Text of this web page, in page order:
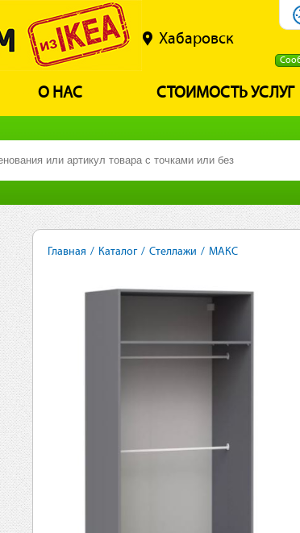
Хабаровск
О НАС СТОИМОСТЬ УСЛУГ
Главная / Каталог / Стеллажи / МАКС